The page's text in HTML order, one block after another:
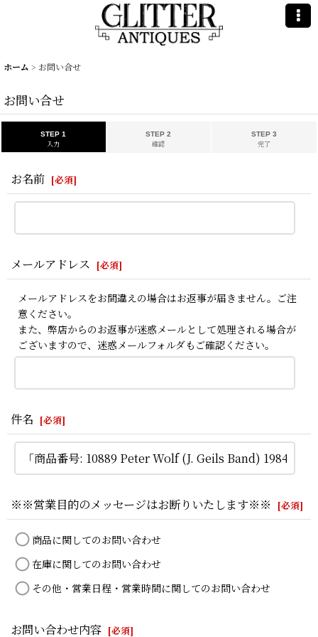
ホーム > お問い合せ
お問い合せ
STEP 1
入力
STEP 2
確認
STEP 3
完了
お名前 [必須]
メールアドレス [必須]
メールアドレスをお間違えの場合はお返事が届きません。ご注
意ください。
また、弊店からのお返事が迷惑メールとして処理される場合が
ございますので、迷惑メールフォルダもご確認ください。
件名 [必須]
※※営業目的のメッセージはお断りいたします※※ [必須]
商品に関してのお問い合わせ
在庫に関してのお問い合わせ
その他・営業日程・営業時間に関してのお問い合わせ
お問い合わせ内容 [必須]